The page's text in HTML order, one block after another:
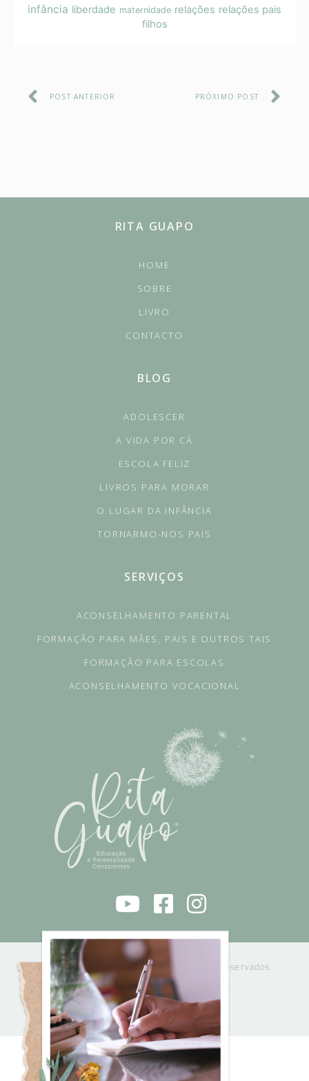
infância liberdade maternidade relações relações pais
filhos
POST ANTERIOR PRÓXIMO POST
RITA GUAPO
HOME
SOBRE
LIVRO
CONTACTO
BLOG
ADOLESCER
A VIDA POR CÁ
ESCOLA FELIZ
LIVROS PARA MORAR
O LUGAR DA INFÂNCIA
TORNARMO-NOS PAIS
SERVIÇOS
ACONSELHAMENTO PARENTAL
FORMAÇÃO PARA MÃES, PAIS E OUTROS TAIS
FORMAÇÃO PARA ESCOLAS
ACONSELHAMENTO VOCACIONAL
RITA GUAPO 2021 © | Todos os direitos reservados
Powered by
Solidweb
POLÍTICA DE PRIVACIDADE